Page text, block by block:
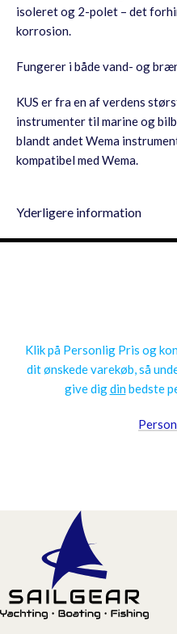
isoleret og 2-polet – det
korrosion.
Fungerer i både vand- og
KUS er fra en af verdens
instrumenter til marine og
blandt andet Wema
kompatibel med Wema.
Yderligere information
Klik på Personlig Pris og
dit ønskede varekøb, så
give digdinbedste